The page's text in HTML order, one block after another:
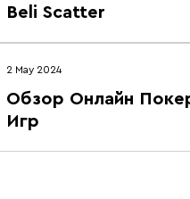
Beli Scatter
2 May 2024
Обзор Онлайн
Игр